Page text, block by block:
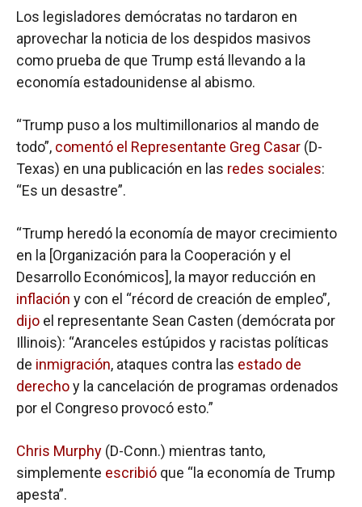
Los legisladores demócratas no tardaron en
aprovechar la noticia de los despidos masivos
como prueba de que Trump está llevando a la
economía estadounidense al abismo.
“Trump puso a los multimillonarios al mando de
todo”, comentó el Representante Greg Casar (D-
Texas) en una publicación en las redes sociales:
“Es un desastre”.
“Trump heredó la economía de mayor crecimiento
en la [Organización para la Cooperación y el
Desarrollo Económicos], la mayor reducción en
inflación y con el “récord de creación de empleo”,
dijo el representante Sean Casten (demócrata por
Illinois): “Aranceles estúpidos y racistas políticas
de inmigración, ataques contra las estado de
derechoy la cancelación de programas ordenados
por el Congreso provocó esto.”
Chris Murphy (D-Conn.) mientras tanto,
simplemente escribió que “la economía de Trump
apesta”.